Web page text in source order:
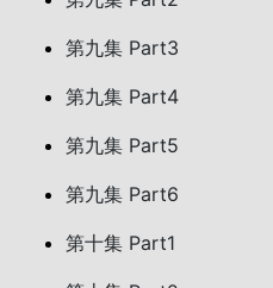
第九集 Part3
第九集 Part4
第九集 Part5
第九集 Part6
第十集 Part1